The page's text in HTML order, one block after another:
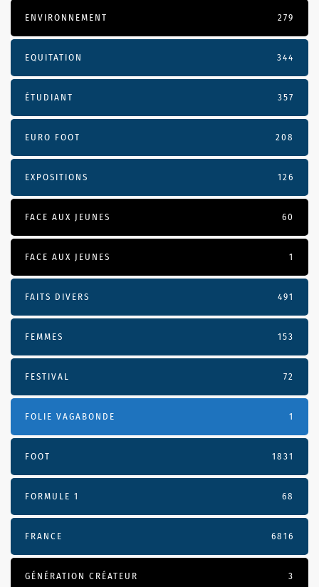
ENVIRONNEMENT 279
EQUITATION 344
ÉTUDIANT 357
EURO FOOT 208
EXPOSITIONS 126
FACE AUX JEUNES 60
FACE AUX JEUNES 1
FAITS DIVERS 491
FEMMES 153
FESTIVAL 72
FOLIE VAGABONDE 1
FOOT 1831
FORMULE 1 68
FRANCE 6816
GÉNÉRATION CRÉATEUR 3